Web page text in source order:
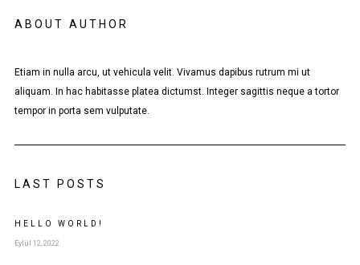
ABOUT AUTHOR
Etiam in nulla arcu, ut vehicula velit. Vivamus dapibus rutrum mi ut
aliquam. In hac habitasse platea dictumst. Integer sagittis neque a tortor
tempor in porta sem vulputate.
LAST POSTS
HELLO WORLD!
Eylül 12, 2022